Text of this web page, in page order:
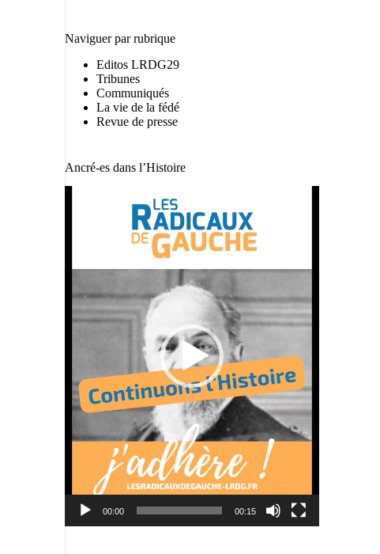
Naviguer par rubrique
Editos LRDG29
Tribunes
Communiqués
La vie de la fédé
Revue de presse
Ancré-es dans l’Histoire
00:00 00:15